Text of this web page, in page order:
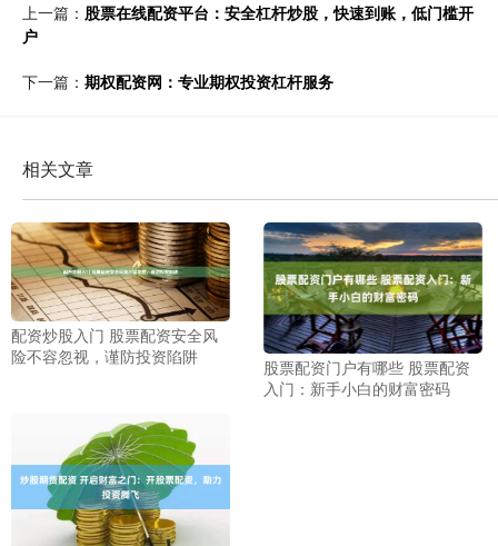
上一篇： 股票在线配资平台：安全杠杆炒股，快速到账，低门槛开
户
下一篇： 期权配资网：专业期权投资杠杆服务
相关文章
配资炒股入门 股票配资安全风
险不容忽视，谨防投资陷阱
股票配资门户有哪些 股票配资
入门：新手小白的财富密码